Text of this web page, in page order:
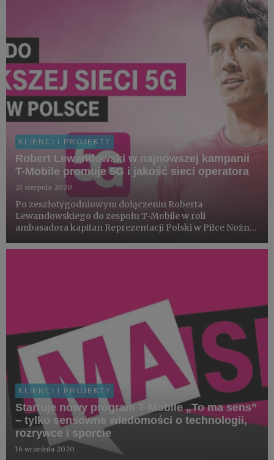
KLIENCI I PROJEKTY
Robert Lewandowski w najnowszej kampanii
T-Mobile promuje 5G i jakość sieci operatora
21 sierpnia 2020
Po zeszłotygodniowym dołączeniu Roberta
Lewandowskiego do zespołu T-Mobile w roli
ambasadora kapitan Reprezentacji Polski w Piłce Nożnej
najnowszej kampanii operatora o sieci 5G. Motywem
KLIENCI I PROJEKTY
Startuje nowy program T-Mobile „To ma sens”
– tylko sensowne wiadomości o technologii,
rozrywce i sporcie
16 września 2020